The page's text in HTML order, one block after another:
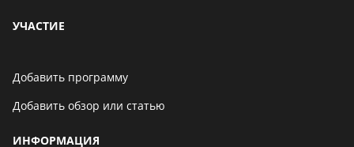
УЧАСТИЕ
Добавить программу
Добавить обзор или статью
ИНФОРМАЦИЯ